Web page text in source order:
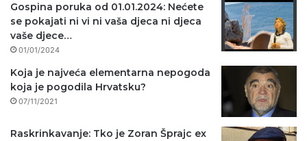
Gospina poruka od 01.01.2024: Nećete
se pokajati ni vi ni vaša djeca ni djeca
vaše djece…
01/01/2024
Koja je najveća elementarna nepogoda
koja je pogodila Hrvatsku?
07/11/2021
Raskrinkavanje: Tko je Zoran Šprajc ex